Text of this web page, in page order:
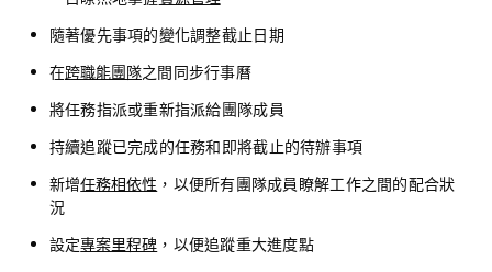
隨著優先事項的變化調整截止日期
在跨職能團隊之間同步行事曆
將任務指派或重新指派給團隊成員
持續追蹤已完成的任務和即將截止的待辦事項
新增任務相依性 ，以便所有團隊成員瞭解工作之間的配合狀
況
設定專案里程碑 ，以便追蹤重大進度點